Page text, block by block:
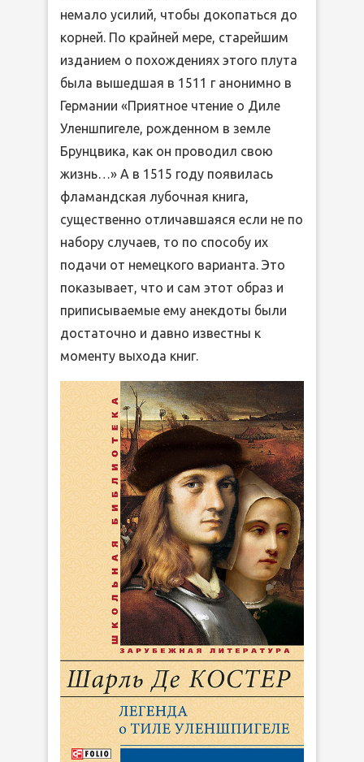
немало усилий, чтобы докопаться до
корней. По крайней мере, старейшим
изданием о похождениях этого плута
была вышедшая в 1511 г анонимно в
Германии «Приятное чтение о Диле
Уленшпигеле, рожденном в земле
Брунцвика, как он проводил свою
жизнь…» А в 1515 году появилась
фламандская лубочная книга,
существенно отличавшаяся если не по
набору случаев, то по способу их
подачи от немецкого варианта. Это
показывает, что и сам этот образ и
приписываемые ему анекдоты были
достаточно и давно известны к
моменту выхода книг.